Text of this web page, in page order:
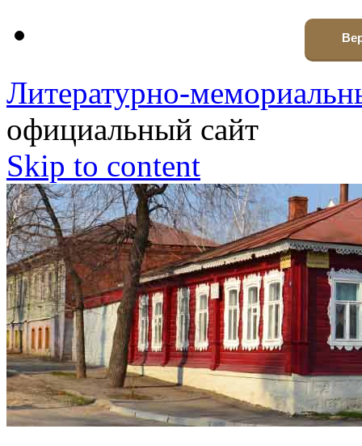
Литературно-
официальный сайт
Skip to content